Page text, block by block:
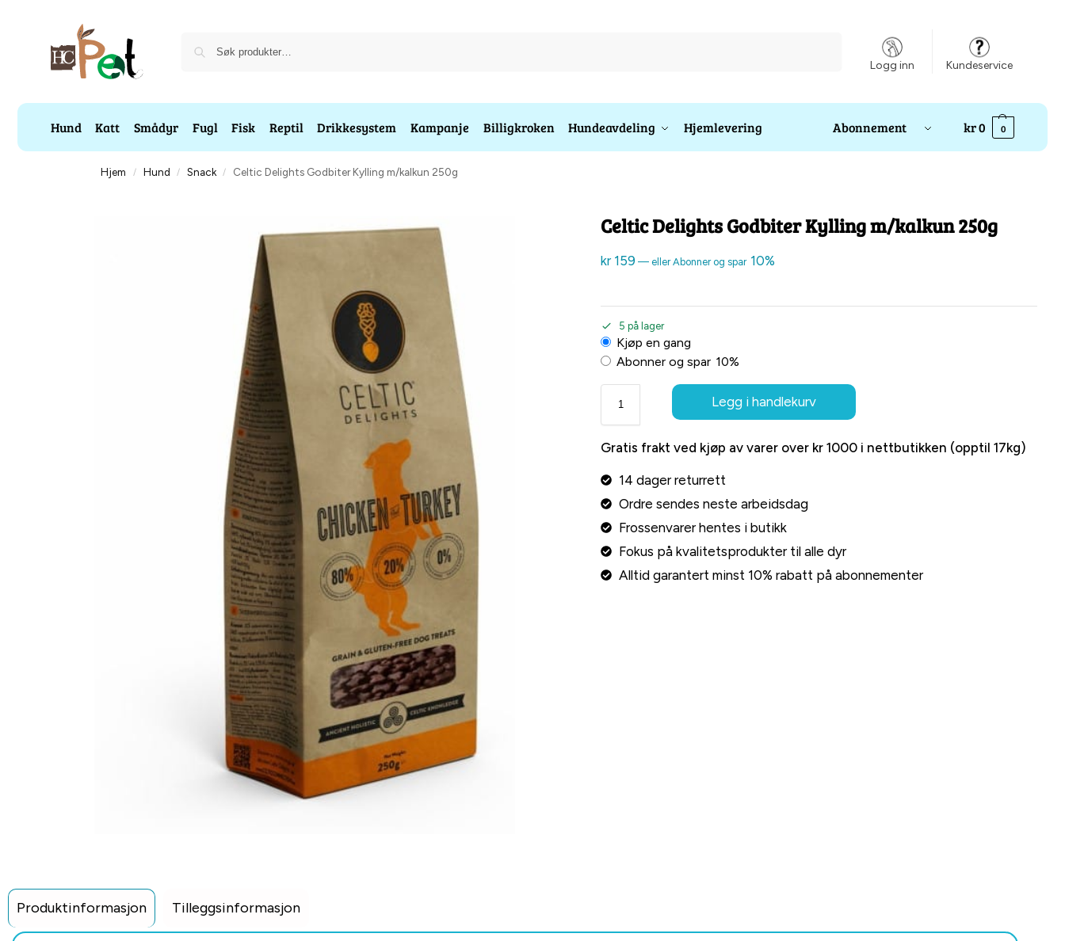
Logg inn Kundeservice
Hund Katt Smådyr Fugl Fisk Reptil Drikkesystem Kampanje Billigkroken Hundeavdeling Hjemlevering Abonnement kr0 0
Hjem / Hund / Snack / Celtic Delights Godbiter Kylling m/kalkun 250g
Celtic Delights Godbiter Kylling m/kalkun 250g
kr159 — eller Abonner og spar 10%
5 på lager
Kjøp en gang
Abonner og spar 10%
Legg i handlekurv
Gratis frakt ved kjøp av varer over kr 1000 i nettbutikken (opptil 17kg)
14 dager returrett
Ordre sendes neste arbeidsdag
Frossenvarer hentes i butikk
Fokus på kvalitetsprodukter til alle dyr
Alltid garantert minst 10% rabatt på abonnementer
Produktinformasjon Tilleggsinformasjon